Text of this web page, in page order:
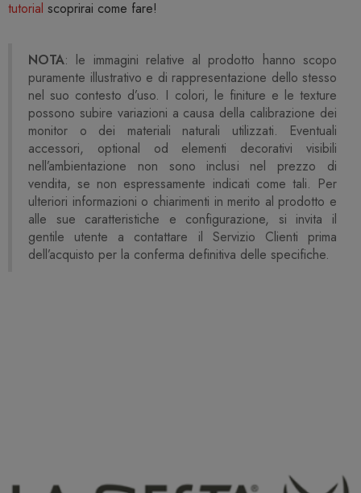
tutorial scoprirai come fare!
NOTA: le immagini relative al prodotto hanno scopo
puramente illustrativo e di rappresentazione dello stesso
nel suo contesto d’uso. I colori, le finiture e le texture
possono subire variazioni a causa della calibrazione dei
monitor o dei materiali naturali utilizzati. Eventuali
accessori, optional od elementi decorativi visibili
nell’ambientazione non sono inclusi nel prezzo di
vendita, se non espressamente indicati come tali. Per
ulteriori informazioni o chiarimenti in merito al prodotto e
alle sue caratteristiche e configurazione, si invita il
gentile utente a contattare il Servizio Clienti prima
dell’acquisto per la conferma definitiva delle specifiche.